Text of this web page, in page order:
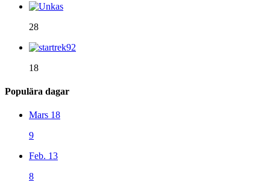
28
18
Populära dagar
Mars 18
9
Feb. 13
8